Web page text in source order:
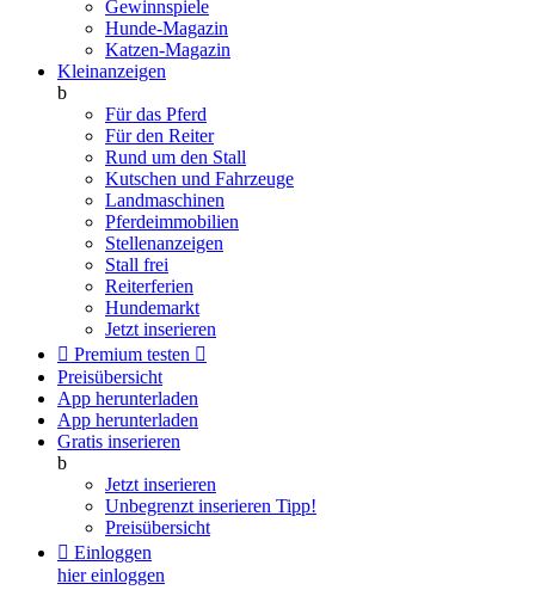
Gewinnspiele
Hunde-Magazin
Katzen-Magazin
Kleinanzeigen
b
Für das Pferd
Für den Reiter
Rund um den Stall
Kutschen und Fahrzeuge
Landmaschinen
Pferdeimmobilien
Stellenanzeigen
Stall frei
Reiterferien
Hundemarkt
Jetzt inserieren
 Premium testen 
Preisübersicht
App herunterladen
App herunterladen
Gratis inserieren
b
Jetzt inserieren
Unbegrenzt inserieren Tipp!
Preisübersicht
 Einloggen
hier einloggen